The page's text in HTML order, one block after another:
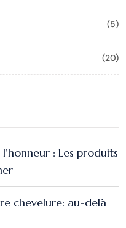
(5)
(20)
: Les produits
chevelure: au-delà